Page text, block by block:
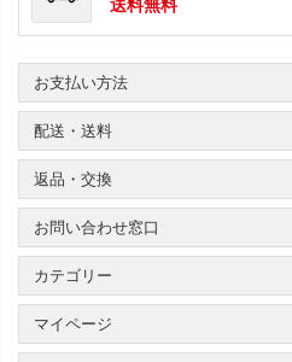
送料無料
お支払い方法
配送・送料
返品・交換
お問い合わせ窓口
カテゴリー
マイページ